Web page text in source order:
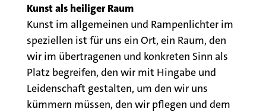
Kunst als heiliger Raum
Kunst im allgemeinen und Rampenlichter im
speziellen ist für uns ein Ort, ein Raum, den
wir im übertragenen und konkreten Sinn als
Platz begreifen, den wir mit Hingabe und
Leidenschaft gestalten, um den wir uns
kümmern müssen, den wir pflegen und dem